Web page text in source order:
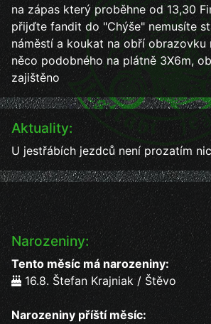
Aktuality:
U jestřábích jezdců není prozatím
na zápas který proběhne od 13,30
přijďte fandit do "Chýše" nemusíte
náměstí a koukat na obří obrazovku
něco podobného na plátně 3X6m,
zajištěno
Narozeniny:
Tento měsíc má narozeniny:
16.8. Štefan Krajniak / Štěvo
Narozeniny příští měsíc: